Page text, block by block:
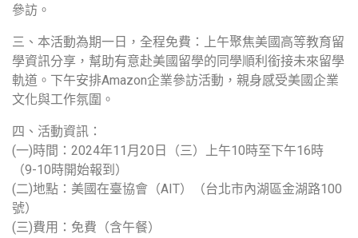
參訪。
三、本活動為期一日，全程免費：上午聚焦美國高等教育留
學資訊分享，幫助有意赴美國留學的同學順利銜接未來留學
軌道。下午安排Amazon企業參訪活動，親身感受美國企業
文化與工作氛圍。
四、活動資訊：
(一)時間：2024年11月20日（三）上午10時至下午16時
（9-10時開始報到）
(二)地點：美國在臺協會（AIT）（台北市內湖區金湖路100
號）
(三)費用：免費（含午餐）